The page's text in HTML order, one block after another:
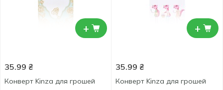
+
35.99 ₴
Конверт Kinza для грошей
+
35.99 ₴
Конверт Kinza для грошей